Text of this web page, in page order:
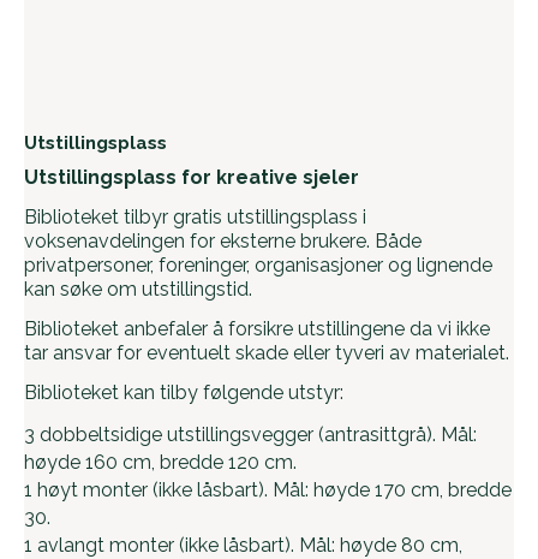
Utstillingsplass
Utstillingsplass for kreative sjeler
Biblioteket tilbyr gratis utstillingsplass i
voksenavdelingen for eksterne brukere. Både
privatpersoner, foreninger, organisasjoner og lignende
kan søke om utstillingstid.
Biblioteket anbefaler å forsikre utstillingene da vi ikke
tar ansvar for eventuelt skade eller tyveri av materialet.
Biblioteket kan tilby følgende utstyr:
3 dobbeltsidige utstillingsvegger (antrasittgrå). Mål:
høyde 160 cm, bredde 120 cm.
1 høyt monter (ikke låsbart). Mål: høyde 170 cm, bredde
30.
1 avlangt monter (ikke låsbart). Mål: høyde 80 cm,